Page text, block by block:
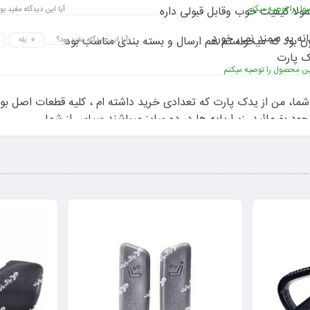
کیفیت خوب وقابل قبولی داره
را توصیه میکنم
بود که میخواستم هم ارسال و بسته بندی مناسب بود
پارت
آیا این دیدگاه مفید
به سمند نمی خورد. آیا این دیدگاه مفید بود؟ بله
محصول را توصیه میکنم
شما، من از یدک پارت که تعدادی خرید داشته ام ، کلیه قطعات اصل
بفرمائید، زیرا پایه ها در دو سایز میباشند.سپاس از شما